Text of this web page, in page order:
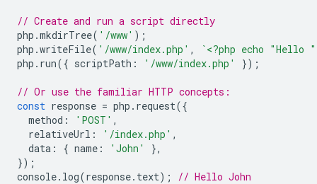
// Create and run a script directly
php .mkdirTree( '/www' );
php .writeFile( '/www/index.php' ,
`<?php echo "Hello
php . run({ scriptPath : '/www/index.php' });
// Or use the familiar HTTP concepts:
const response = php . request({
method : 'POST' ,
relativeUrl : '/index.php' ,
data : { name : 'John'
},
});
console. log(response. text); // Hello John